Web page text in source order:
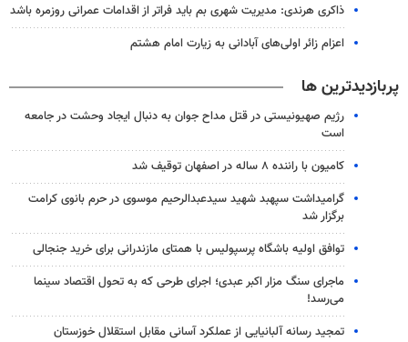
ذاکری هرندی: مدیریت شهری بم باید فراتر از اقدامات عمرانی روزمره باشد
اعزام زائر اولی‌های آبادانی به زیارت امام هشتم
پربازدیدترین ها
رژیم صهیونیستی در قتل مداح جوان به دنبال ایجاد وحشت در جامعه
است
کامیون با راننده ۸ ساله در اصفهان توقیف شد
گرامیداشت سپهبد شهید سیدعبدالرحیم موسوی در حرم بانوی کرامت
برگزار شد
توافق اولیه باشگاه پرسپولیس با همتای مازندرانی برای خرید جنجالی
ماجرای سنگ مزار اکبر عبدی؛ اجرای طرحی که به تحول اقتصاد سینما
می‌رسد!
تمجید رسانه آلبانیایی از عملکرد آسانی مقابل استقلال خوزستان